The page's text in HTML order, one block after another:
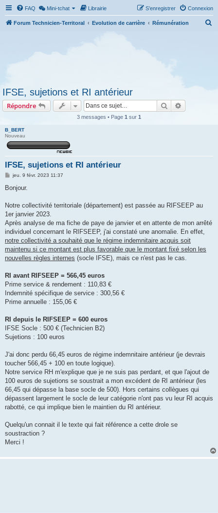
FAQ Mini-tchat Librairie Connexion
S’enregistrer
Forum Technicien-Territoral Evolution de carrière Rémunération
IFSE, sujetions et RI antérieur
Répondre Rechercher
3 messages • Page 1 sur 1
B_BERT
Nouveau
IFSE, sujetions et RI antérieur
M
s
g
jeu. 9 févr. 2023 11:37
Bonjour.
Notre collectivité territoriale (département) est passée au RIFSEEP au
1er janvier 2023.
Après analyse de ma fiche de paye de janvier et en attente de mon arrêté
individuel concernant le RIFSEEP, j'ai constaté une anomalie. En effet,
notre collectivité a souhaité que le régime indemnitaire acquis soit
maintenu si ce montant est plus favorable que le montant fixé selon les
nouvelles règles internes (socle IFSE), mais ce n'est pas le cas.
RI avant RIFSEEP = 566,45 euros
Prime service & rendement : 110,83 €
Indemnité spécifique de service : 300,56 €
Prime annuelle : 155,06 €
RI depuis le RIFSEEP = 600 euros
IFSE Socle : 500 € (Technicien B2)
Sujetions : 100 euros
J'ai donc perdu 66,45 euros de régime indemnitaire antérieur (je devrais
toucher 566,45 + 100 en toute logique).
Notre service RH m'explique que je ne suis pas perdant, et que l'ajout de
100 euros de sujetions se soustrait a mon excédent de RI antérieur (les
66,45 qui dépasse la base socle de 500). Hors certains collègues qui
dépassent largement le socle de leur catégorie n'ont pas vu leur RI acquis
rabotté, ce qui implique bien le maintien du RI antérieur.
Quelqu'un connait il le texte qui fait référence a cette drole se
soustraction ?
Merci !